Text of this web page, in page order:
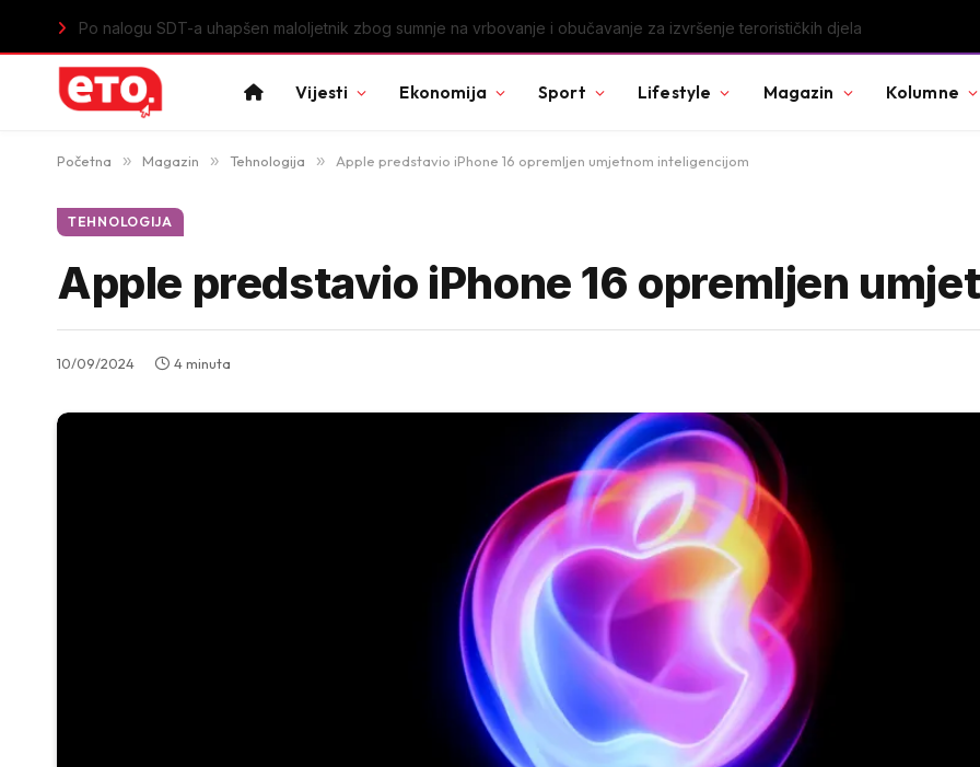
Istorijski uspjeh mladih „lavica“: Crna Gora u polufinalu Svjetskog prvenstva nakon pobjede nad Slovačkom
Vijesti Ekonomija Sport Lifestyle Magazin Kolumne
Početna » Magazin » Tehnologija » Apple predstavio iPhone 16 opremljen umjetnom inteligencijom
TEHNOLOGIJA
Apple predstavio iPhone 16 opremljen
10/09/2024 4 minuta